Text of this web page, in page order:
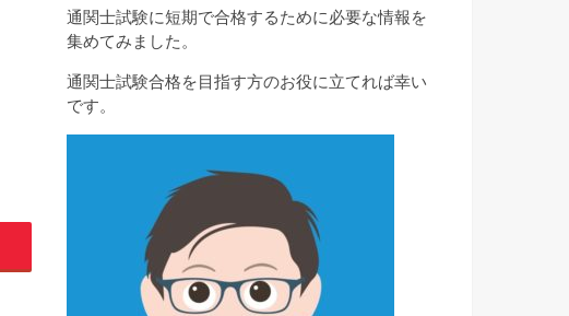
通関士試験に短期で合格するために必要な情報を
集めてみました。
通関士試験合格を目指す方のお役に立てれば幸い
です。